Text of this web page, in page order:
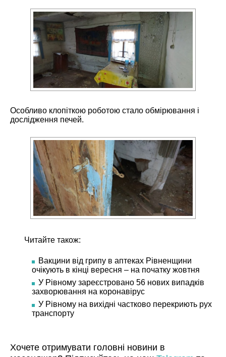
Особливо клопіткою роботою стало обмірювання і
дослідження печей.
Читайте також:
Вакцини від грипу в аптеках Рівненщини
очікують в кінці вересня – на початку жовтня
У Рівному зареєстровано 56 нових випадків
захворювання на коронавірус
У Рівному на вихідні частково перекриють рух
транспорту
Хочете отримувати головні новини в